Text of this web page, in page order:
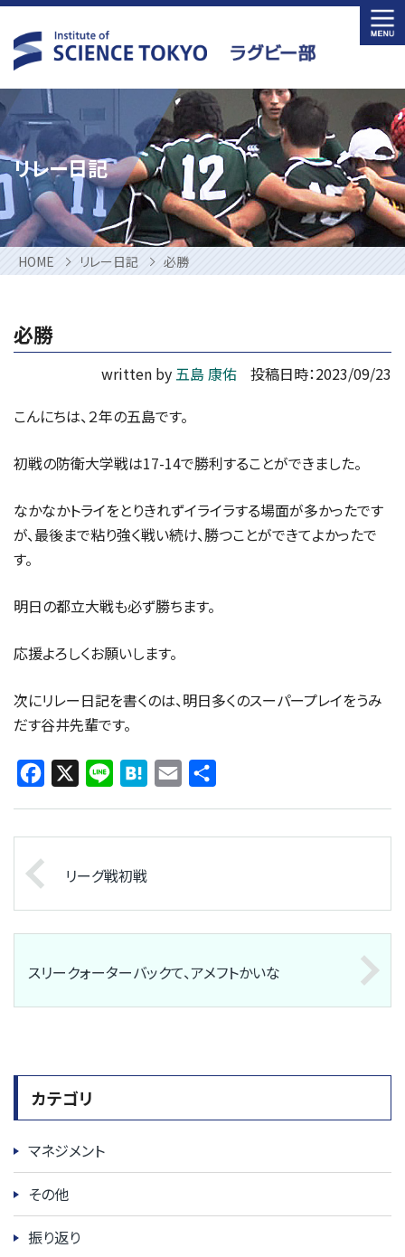
Skip
to
content
リレー日記
HOME リレー日記 必勝
必勝
written by 五島 康佑
投稿日時：2023/09/23
こんにちは、２年の五島です。
初戦の防衛大学戦は17-14で勝利することができました。
なかなかトライをとりきれずイライラする場面が多かったです
が、最後まで粘り強く戦い続け、勝つことができてよかったで
す。
明日の都立大戦も必ず勝ちます。
応援よろしくお願いします。
次にリレー日記を書くのは、明日多くのスーパープレイをうみ
だす谷井先輩です。
Facebook Line HatenaEmail
リーグ戦初戦
スリークォーターバックて、アメフトかいな
カテゴリ
マネジメント
その他
振り返り